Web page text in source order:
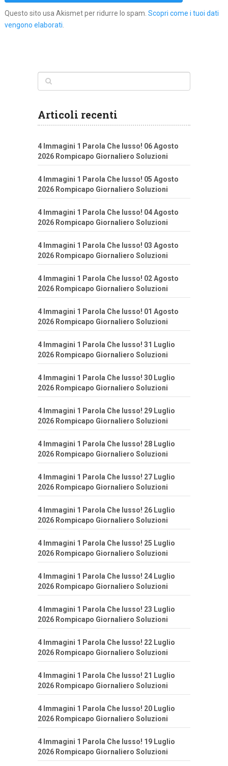
Questo sito usa Akismet per ridurre lo spam. Scopri come i tuoi dati
vengono elaborati.
Articoli recenti
4 Immagini 1 Parola Che lusso! 06 Agosto
2026 Rompicapo Giornaliero Soluzioni
4 Immagini 1 Parola Che lusso! 05 Agosto
2026 Rompicapo Giornaliero Soluzioni
4 Immagini 1 Parola Che lusso! 04 Agosto
2026 Rompicapo Giornaliero Soluzioni
4 Immagini 1 Parola Che lusso! 03 Agosto
2026 Rompicapo Giornaliero Soluzioni
4 Immagini 1 Parola Che lusso! 02 Agosto
2026 Rompicapo Giornaliero Soluzioni
4 Immagini 1 Parola Che lusso! 01 Agosto
2026 Rompicapo Giornaliero Soluzioni
4 Immagini 1 Parola Che lusso! 31 Luglio
2026 Rompicapo Giornaliero Soluzioni
4 Immagini 1 Parola Che lusso! 30 Luglio
2026 Rompicapo Giornaliero Soluzioni
4 Immagini 1 Parola Che lusso! 29 Luglio
2026 Rompicapo Giornaliero Soluzioni
4 Immagini 1 Parola Che lusso! 28 Luglio
2026 Rompicapo Giornaliero Soluzioni
4 Immagini 1 Parola Che lusso! 27 Luglio
2026 Rompicapo Giornaliero Soluzioni
4 Immagini 1 Parola Che lusso! 26 Luglio
2026 Rompicapo Giornaliero Soluzioni
4 Immagini 1 Parola Che lusso! 25 Luglio
2026 Rompicapo Giornaliero Soluzioni
4 Immagini 1 Parola Che lusso! 24 Luglio
2026 Rompicapo Giornaliero Soluzioni
4 Immagini 1 Parola Che lusso! 23 Luglio
2026 Rompicapo Giornaliero Soluzioni
4 Immagini 1 Parola Che lusso! 22 Luglio
2026 Rompicapo Giornaliero Soluzioni
4 Immagini 1 Parola Che lusso! 21 Luglio
2026 Rompicapo Giornaliero Soluzioni
4 Immagini 1 Parola Che lusso! 20 Luglio
2026 Rompicapo Giornaliero Soluzioni
4 Immagini 1 Parola Che lusso! 19 Luglio
2026 Rompicapo Giornaliero Soluzioni